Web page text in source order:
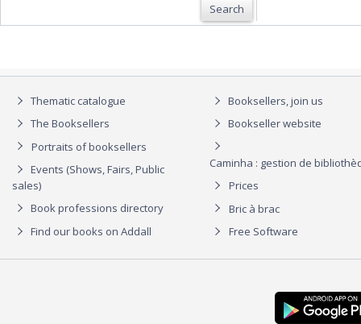
Search
Thematic catalogue
The Booksellers
Portraits of booksellers
Events (Shows, Fairs, Public
sales)
Book professions directory
Find our books on Addall
Booksellers, join us
Bookseller website
Caminha : gestion de
Prices
Bric à brac
Free Software